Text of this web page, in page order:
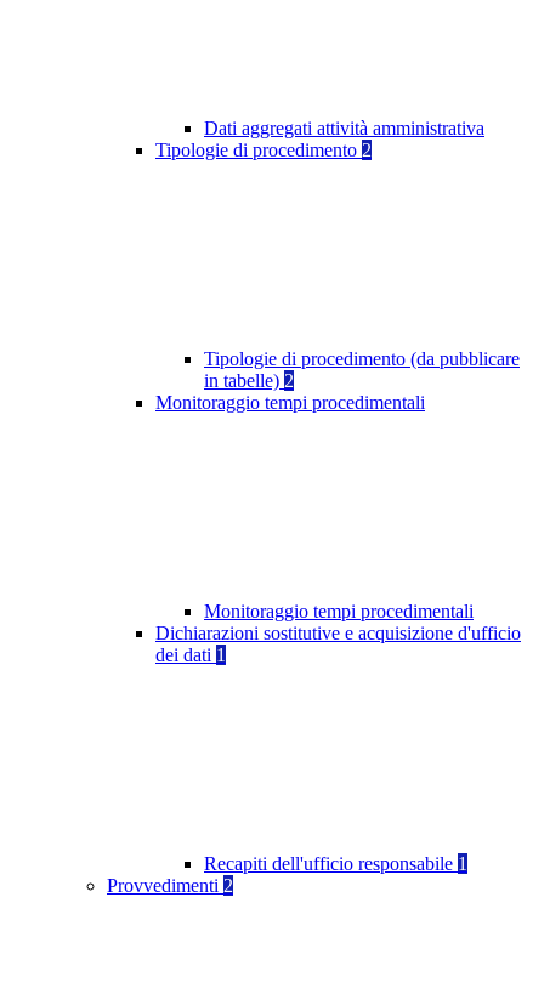
Dati aggregati attività amministrativa
Tipologie di procedimento 2
Tipologie di procedimento (da pubblicare
in tabelle) 2
Monitoraggio tempi procedimentali
Monitoraggio tempi procedimentali
Dichiarazioni sostitutive e acquisizione d'ufficio
dei dati 1
Recapiti dell'ufficio responsabile 1
Provvedimenti 2